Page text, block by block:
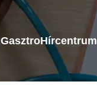
GasztroHírcentrum